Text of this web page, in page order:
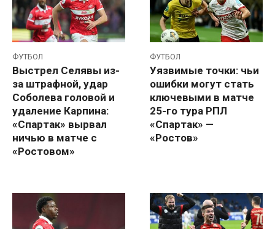
ФУТБОЛ
Выстрел Селявы из-
за штрафной, удар
Соболева головой и
удаление Карпина:
«Спартак» вырвал
ничью в матче с
«Ростовом»
ФУТБОЛ
Уязвимые точки: чьи
ошибки могут стать
ключевыми в матче
25-го тура РПЛ
«Спартак» —
«Ростов»